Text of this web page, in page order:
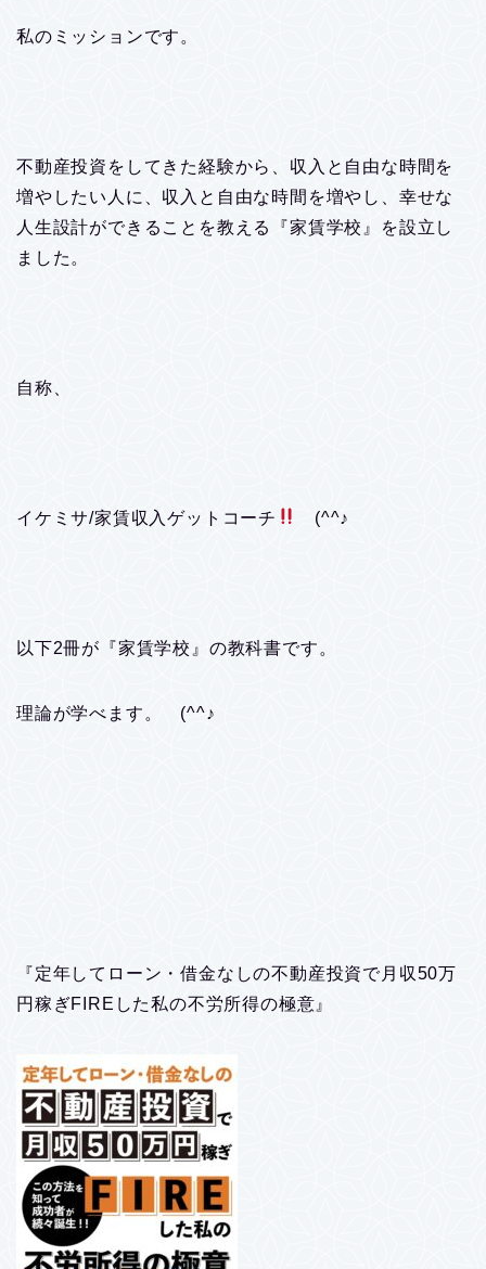
私のミッションです。
不動産投資をしてきた経験から、収入と自由な時間を
増やしたい人に、収入と自由な時間を増やし、幸せな
人生設計ができることを教える『家賃学校』を設立し
ました。
自称、
イケミサ/家賃収入ゲットコーチ (^^♪
以下2冊が『家賃学校』の教科書です。
理論が学べます。 (^^♪
『定年してローン・借金なしの不動産投資で月収50万
円稼ぎFIREした私の不労所得の極意』